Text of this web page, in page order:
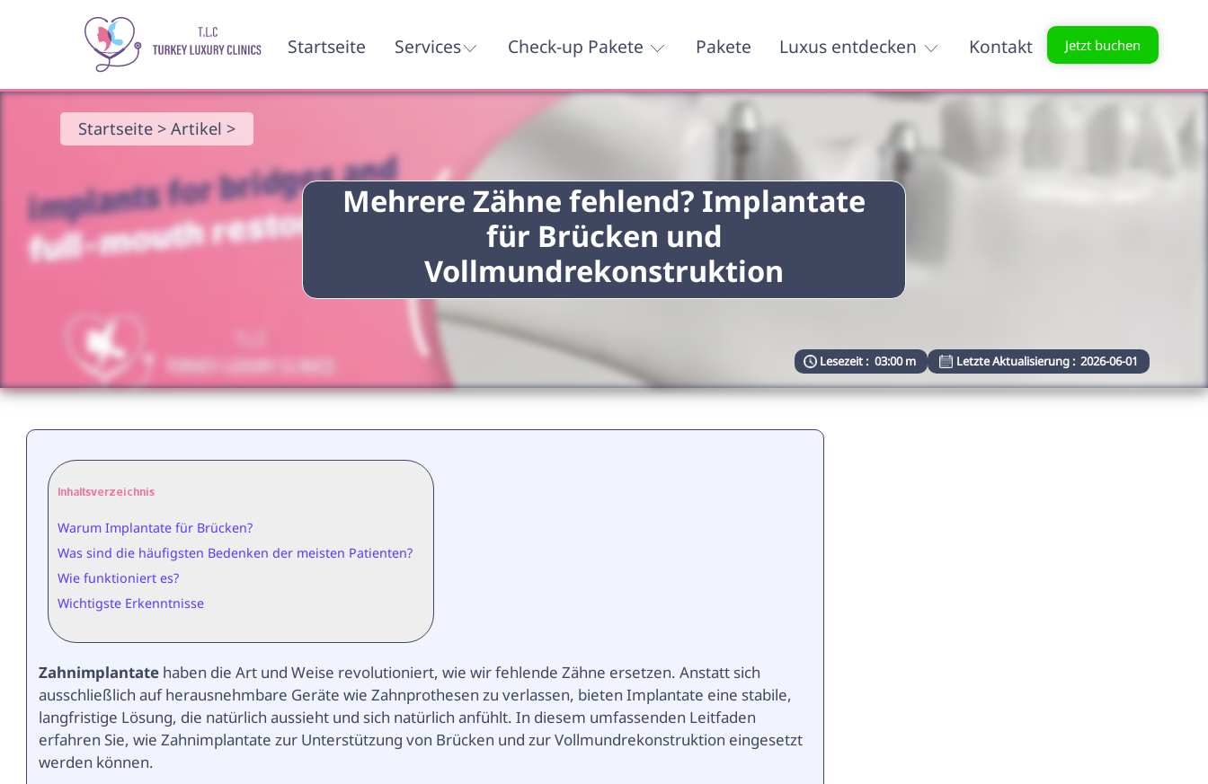
Startseite Services Check-up Pakete Pakete Luxus entdecken Kontakt Jetzt buchen
Mehrere Zähne fehlend? Implantate
für Brücken und
Vollmundrekonstruktion
Startseite >Artikel >
Lesezeit : 03:00 m Letzte Aktualisierung : 2026-06-01
Inhaltsverzeichnis
Warum Implantate für Brücken?
Was sind die häufigsten Bedenken der meisten Patienten?
Wie funktioniert es?
Wichtigste Erkenntnisse
Zahnimplantate haben die Art und Weise revolutioniert, wie wir fehlende Zähne ersetzen. Anstatt sich
ausschließlich auf herausnehmbare Geräte wie Zahnprothesen zu verlassen, bieten Implantate eine stabile,
langfristige Lösung, die natürlich aussieht und sich natürlich anfühlt. In diesem umfassenden Leitfaden
erfahren Sie, wie Zahnimplantate zur Unterstützung von Brücken und zur Vollmundrekonstruktion eingesetzt
werden können.